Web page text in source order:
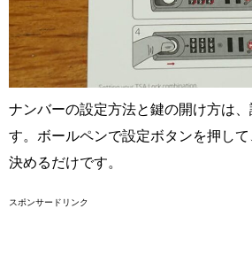
ナンバーの設定方法と鍵の開け方は
す。ボールペンで設定ボタンを押し
決めるだけです。
スポンサードリンク